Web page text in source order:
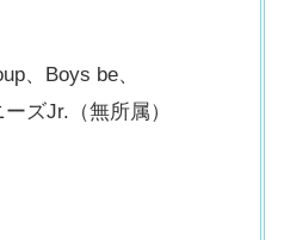
、Boys be、
ズJr.（無所属）